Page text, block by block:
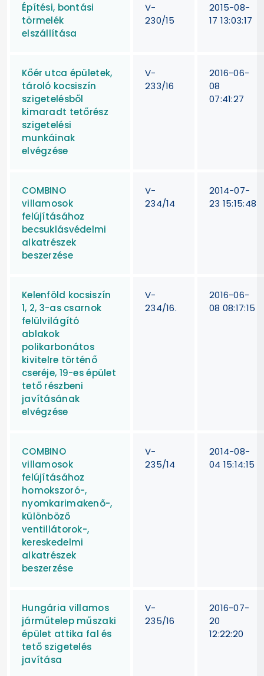
Építési, bontási
törmelék
elszállítása
V-
230/15
2015-08-
17 13:03:17
Kőér utca épületek,
tároló kocsiszín
szigetelésből
kimaradt tetőrész
szigetelési
munkáinak
elvégzése
V-
233/16
2016-06-
08
07:41:27
COMBINO
villamosok
felújításához
becsuklásvédelmi
alkatrészek
beszerzése
V-
234/14
2014-07-
23 15:15:48
Kelenföld kocsiszín
1, 2, 3-as csarnok
felülvilágító
ablakok
polikarbonátos
kivitelre történő
cseréje, 19-es épület
tető részbeni
javításának
elvégzése
V-
234/16.
2016-06-
08 08:17:15
COMBINO
villamosok
felújításához
homokszoró-,
nyomkarimakenő-,
különböző
ventillátorok-,
kereskedelmi
alkatrészek
beszerzése
V-
235/14
2014-08-
04 15:14:15
Hungária villamos
járműtelep műszaki
épület attika fal és
tető szigetelés
javítása
V-
235/16
2016-07-
20
12:22:20